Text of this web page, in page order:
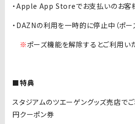
・Apple App Storeでお支払いのお客
・DAZNの利用を一時的に停止中（ポ
※ポーズ機能を解除するとご利用い
■特典
スタジアムのツエーゲングッズ売店で
円クーポン券